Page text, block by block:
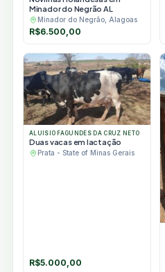
Minador do Negrão AL
Minador do Negrão, Alagoas
R$6.500,00
ALUISIO FAGUNDES DA CRUZ NETO
Duas vacas em lactação
Prata - State of Minas Gerais
R$5.000,00